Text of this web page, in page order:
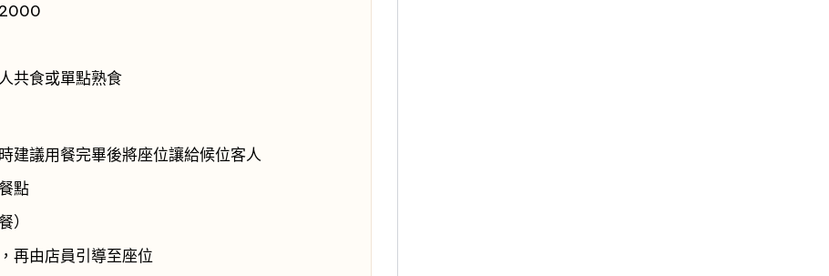
共食或單點熟食
建議用餐完畢後將座位讓給候位客人
點
）
再由店員引導至座位